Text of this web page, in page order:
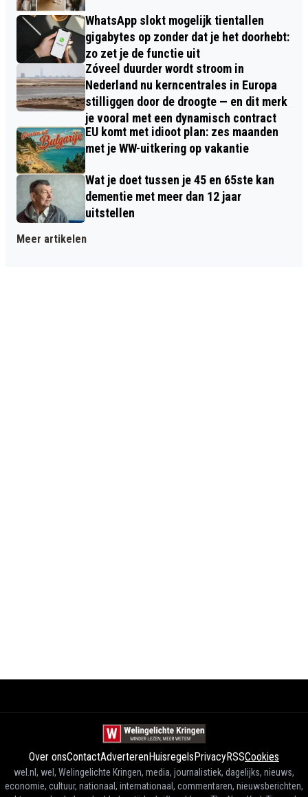
WhatsApp slokt mogelijk tientallen
gigabytes op zonder dat je het doorhebt:
zo zet je de functie uit
Zóveel duurder wordt stroom in
Nederland nu kerncentrales in Europa
stilliggen door de droogte — en dit merk
je vooral met een dynamisch contract
EU komt met idioot plan: zes maanden
met je WW-uitkering op vakantie
Wat je doet tussen je 45 en 65ste kan
dementie met meer dan 12 jaar
uitstellen
Meer artikelen
Over onsContactAdverterenHuisregelsPrivacyRSSCookies
wel.nl, wel, Welingelichte Kringen, media, journalistiek, dagelijks, nieuws,
economie, cultuur, nationaal, internationaal, commentaren, nieuwsberichten,